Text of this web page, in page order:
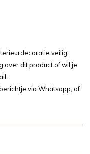
veilig
over dit product of wil je
via Whatsapp, of